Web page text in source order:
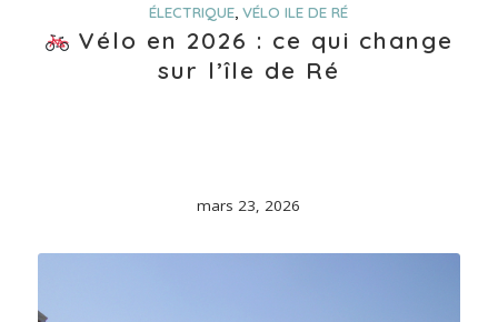
ÉLECTRIQUE,VÉLO ILE DE RÉ
Vélo en 2026 : ce qui change
sur l’île de Ré
mars 23, 2026